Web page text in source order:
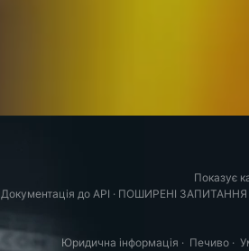
Показує
Документація до API · ПОШИРЕНІ ЗАПИТАННЯ
Юридична інформація · Печиво ·